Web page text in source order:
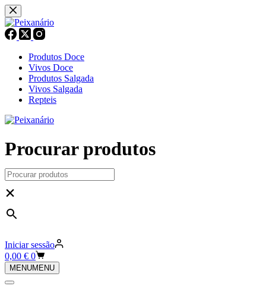
Pular
para
o
conteúdo
Produtos Doce
Vivos Doce
Produtos Salgada
Vivos Salgada
Repteis
Procurar produtos
×
Iniciar sessão
Carrinho
de
compras
0,00 € 0
MENUMENU